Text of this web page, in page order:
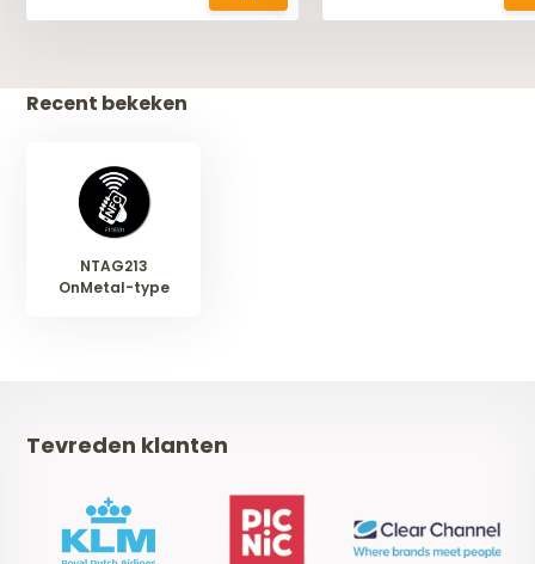
Recent bekeken
NTAG213
OnMetal-type
Tevreden klanten